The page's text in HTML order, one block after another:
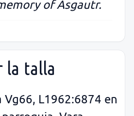
of Ásgautr.
la talla
Vg66, L1962:6874 en